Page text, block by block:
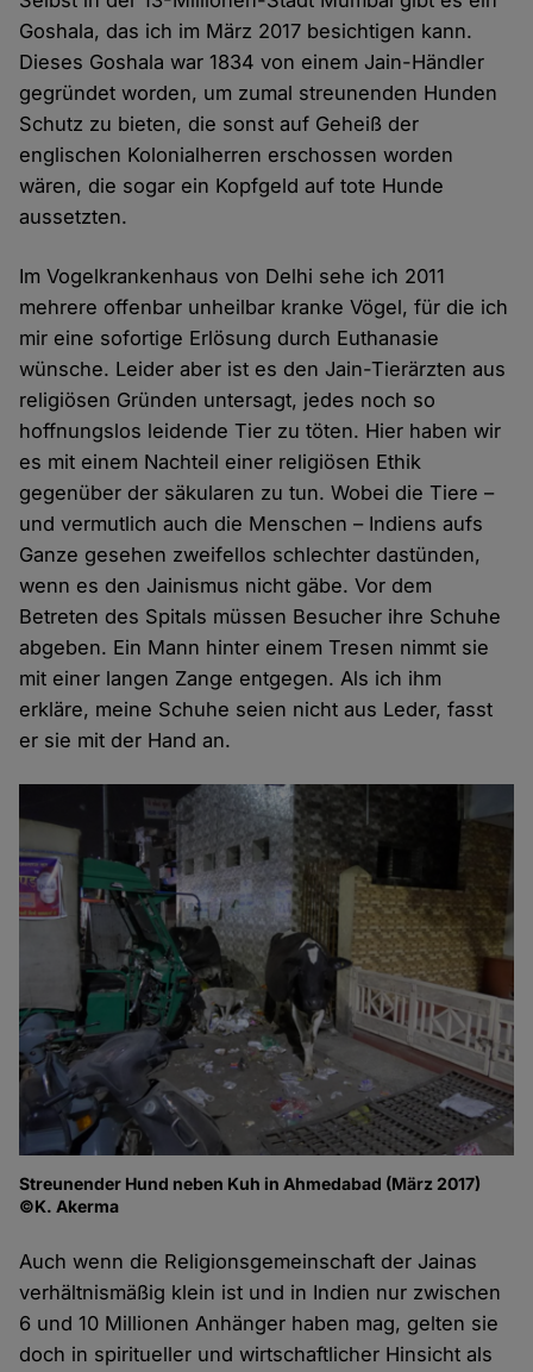
Goshala, das ich im März 2017 besichtigen kann.
Dieses Goshala war 1834 von einem Jain-Händler
gegründet worden, um zumal streunenden Hunden
Schutz zu bieten, die sonst auf Geheiß der
englischen Kolonialherren erschossen worden
wären, die sogar ein Kopfgeld auf tote Hunde
aussetzten.
Im Vogelkrankenhaus von Delhi sehe ich 2011
mehrere offenbar unheilbar kranke Vögel, für die ich
mir eine sofortige Erlösung durch Euthanasie
wünsche. Leider aber ist es den Jain-Tierärzten aus
religiösen Gründen untersagt, jedes noch so
hoffnungslos leidende Tier zu töten. Hier haben wir
es mit einem Nachteil einer religiösen Ethik
gegenüber der säkularen zu tun. Wobei die Tiere –
und vermutlich auch die Menschen – Indiens aufs
Ganze gesehen zweifellos schlechter dastünden,
wenn es den Jainismus nicht gäbe. Vor dem
Betreten des Spitals müssen Besucher ihre Schuhe
abgeben. Ein Mann hinter einem Tresen nimmt sie
mit einer langen Zange entgegen. Als ich ihm
erkläre, meine Schuhe seien nicht aus Leder, fasst
er sie mit der Hand an.
Streunender Hund neben Kuh in Ahmedabad (März 2017)
©K. Akerma
Auch wenn die Religionsgemeinschaft der Jainas
verhältnismäßig klein ist und in Indien nur zwischen
6 und 10 Millionen Anhänger haben mag, gelten sie
doch in spiritueller und wirtschaftlicher Hinsicht als